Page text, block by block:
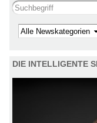
Search this site
Kategorie
DIE INTELLIGENTE